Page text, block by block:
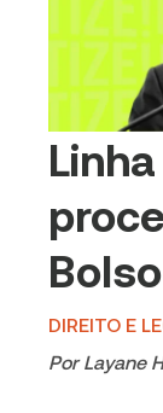
DIREITO E
Por Layane